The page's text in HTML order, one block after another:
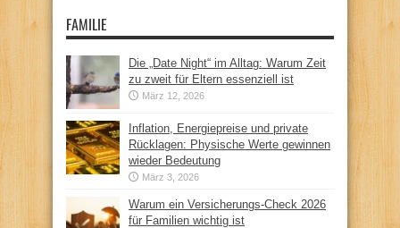
FAMILIE
Die „Date Night“ im Alltag: Warum Zeit
zu zweit für Eltern essenziell ist
März 12, 2026
Inflation, Energiepreise und private
Rücklagen: Physische Werte gewinnen
wieder Bedeutung
März 3, 2026
Warum ein Versicherungs-Check 2026
für Familien wichtig ist